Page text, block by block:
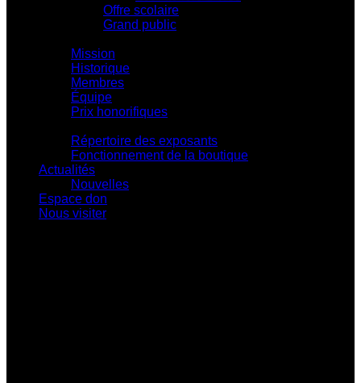
Offre scolaire
Grand public
Mission
Historique
Membres
Équipe
Prix honorifiques
Répertoire des exposants
Fonctionnement de la boutique
Actualités
Nouvelles
Espace don
Nous visiter